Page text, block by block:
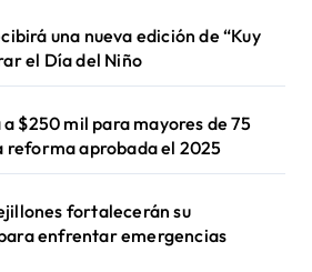
una nueva edición de “Kuy
el Día del Niño
$250 mil para mayores de 75
reforma aprobada el 2025
fortalecerán su
enfrentar emergencias